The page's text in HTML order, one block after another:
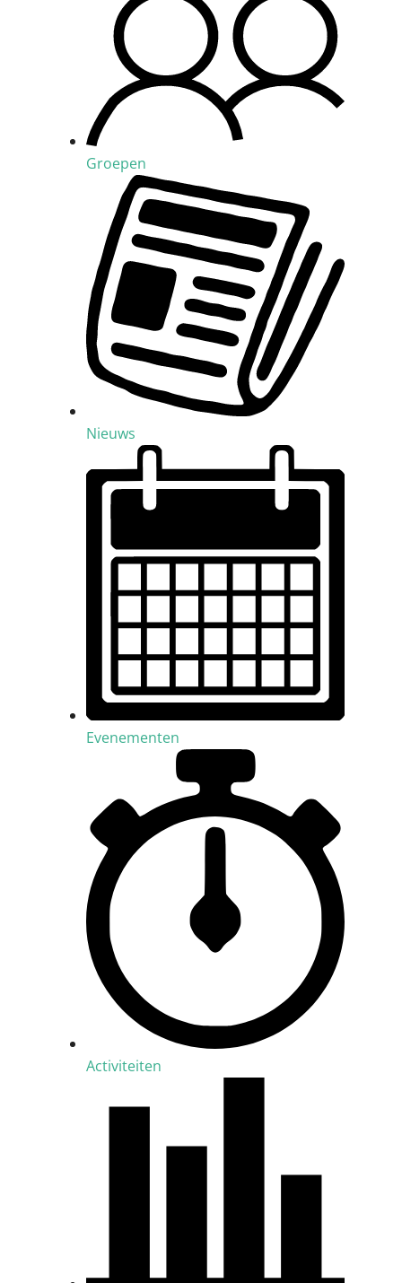
Groepen
Nieuws
Evenementen
Activiteiten